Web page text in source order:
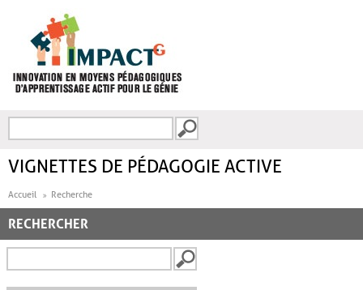
FORMULAIRE DE
VIGNETTES DE PÉDAGOGIE ACTIVE
Accueil Recherche
RECHERCHER